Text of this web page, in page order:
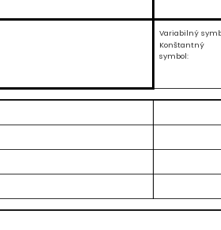
Variabilný
Konštantný
symbol: